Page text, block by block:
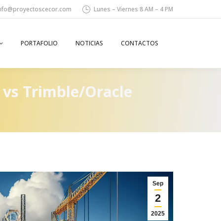
Lunes – Viernes 8 AM – 4 PM
PORTAFOLIO NOTICIAS CONTACTOS
Trimble/Oracle
Sep
2
2025